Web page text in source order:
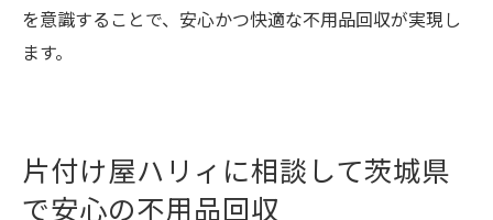
を意識することで、安心かつ快適な不用品回収が実現し
ます。
片付け屋ハリィに相談して茨城県
で安心の不用品回収